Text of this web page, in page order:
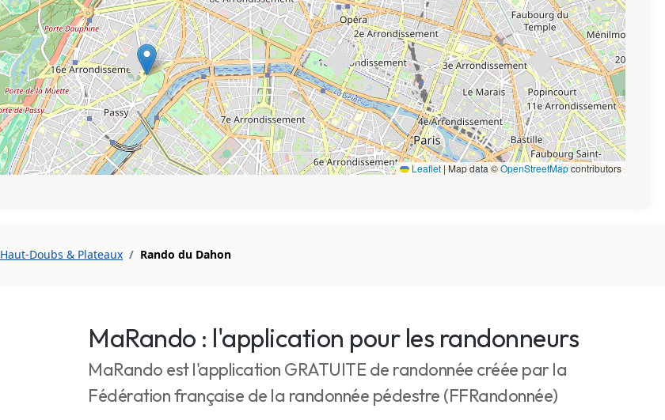
Leaflet|Map data ©OpenStreetMapcontributors
Haut-Doubs & Plateaux Rando du Dahon
MaRando : l'application pour les randonneurs
MaRando est l'application GRATUITE de randonnée créée par la
Fédération française de la randonnée pédestre (FFRandonnée)